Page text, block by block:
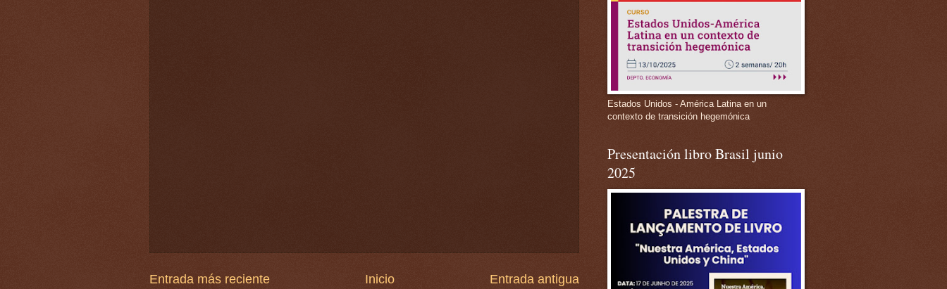
Entrada más reciente Entrada antigua
Inicio
Estados Unidos - América Latina en un
contexto de transición hegemónica
Presentación libro Brasil junio
2025